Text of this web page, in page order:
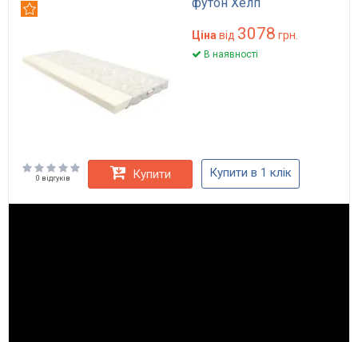
Ціна від 3078 грн.
В наявності
0 відгуків Купити Купити в 1 клік